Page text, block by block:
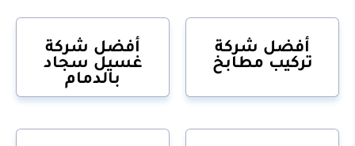
أفضل شركة
تركيب مطابخ
أفضل شركة
غسيل سجاد
بالدمام